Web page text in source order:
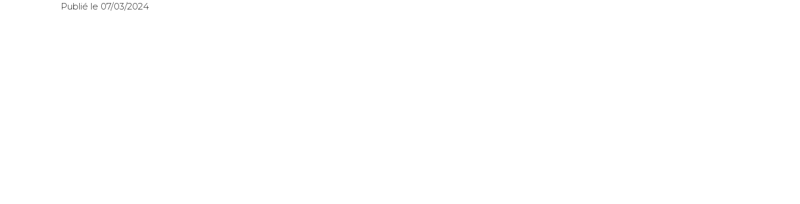
Publié le 07/03/2024